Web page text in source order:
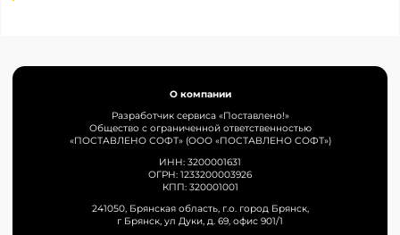
О компании
Разработчик сервиса «Поставлено!»
Общество с ограниченной ответственностью
«ПОСТАВЛЕНО СОФТ» (ООО «ПОСТАВЛЕНО СОФТ»)
ИНН: 3200001631
ОГРН: 1233200003926
КПП: 320001001
241050, Брянская область, г.о. город Брянск,
г Брянск, ул Дуки, д. 69, офис 901/1